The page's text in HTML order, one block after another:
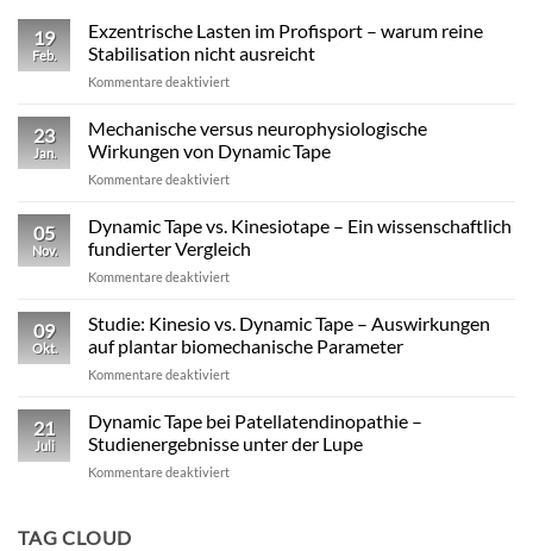
19
Feb.
Exzentrische Lasten im Profisport – warum reine
Stabilisation nicht ausreicht
Kommentare deaktiviertfür
Profisport
–
reine
Stabilisation
ausreicht
23
Jan.
Mechanische versus neurophysiologische
Wirkungen von Dynamic Tape
Kommentare deaktiviertfür
versus
neurophysiologische
Wirkungen
von
05
Nov.
Dynamic Tape vs. Kinesiotape – Ein wissenschaftlich
fundierter Vergleich
Kommentare deaktiviertfür
Tape
Kinesiotape
–
wissenschaftlich
fundierter
09
Okt.
Studie: Kinesio vs. Dynamic Tape – Auswirkungen
auf plantar biomechanische Parameter
Kommentare deaktiviertfür
Kinesio
Dynamic
Tape
21
Juli
Dynamic Tape bei Patellatendinopathie –
Studienergebnisse unter der Lupe
Kommentare deaktiviertfür
TAG CLOUD